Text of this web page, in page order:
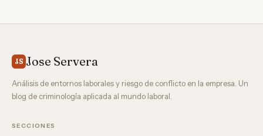
JS Jose Servera
Análisis de entornos laborales y riesgo de conflicto en la empresa. Un
blog de criminología aplicada al mundo laboral.
SECCIONES